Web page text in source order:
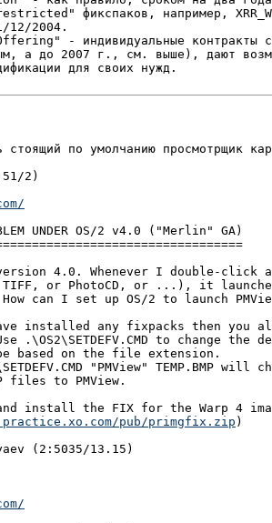
фикспаков, например,
12/2004.
- индивидуальные контракты с
а до 2007 г., см. выше), дают
для своих нужд.
стоящий по умолчанию просмотрщик
2)
UNDER OS/2 v4.0 ("Merlin" GA)
4.0. Whenever I double-click
TIFF, or PhotoCD, or ...), it
can I set up OS/2 to launch
installed any fixpacks then you
.\OS2\SETDEFV.CMD to change the
based on the file extension.
"PMView" TEMP.BMP will
files to PMView.
and install the FIX for the Warp 4
pub/primgfix.zip )
(2:5035/13.15)